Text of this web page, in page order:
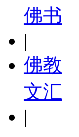
佛书
|
佛教
文汇
|